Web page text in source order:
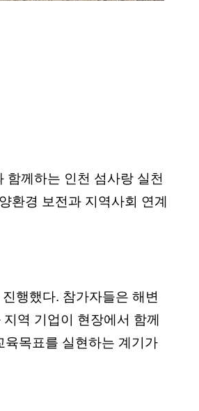
함께하는 인천 섬사랑 실천
환경 보전과 지역사회 연계
행했다. 참가자들은 해변
역 기업이 현장에서 함께
육목표를 실현하는 계기가